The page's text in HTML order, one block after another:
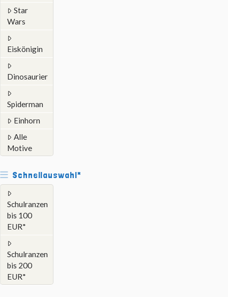
Star
Wars
Eiskönigin
Dinosaurier
Spiderman
Einhorn
Alle
Motive
Schnellauswahl*
Schulranzen
bis 100
EUR*
Schulranzen
bis 200
EUR*